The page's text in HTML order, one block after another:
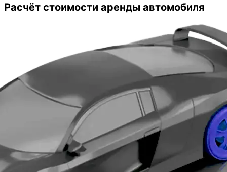
оказались очень даже выгодные.
Расчёт стоимости аренды автомобиля